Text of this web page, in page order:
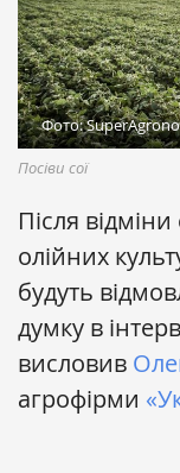
Фото:
Посіви сої
Після
олійних
будуть
думку в
висловив
агрофірми